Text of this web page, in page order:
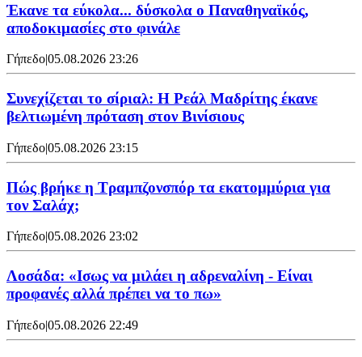
Έκανε τα εύκολα... δύσκολα ο Παναθηναϊκός,
αποδοκιμασίες στο φινάλε
Γήπεδο05.08.2026 23:26
Συνεχίζεται το σίριαλ: Η Ρεάλ Μαδρίτης έκανε
βελτιωμένη πρόταση στον Βινίσιους
Γήπεδο|05.08.2026 23:15
Πώς βρήκε η Τραμπζονσπόρ τα εκατομμύρια για
τον Σαλάχ;
Γήπεδο|05.08.2026 23:02
Λοσάδα: «Ισως να μιλάει η αδρεναλίνη - Είναι
προφανές αλλά πρέπει να το πω»
Γήπεδο|05.08.2026 22:49